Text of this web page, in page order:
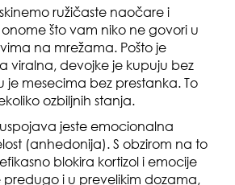
ružičaste naočare i
što vam niko ne govori u
na mrežama. Pošto je
viralna, devojke je kupuju bez
je mesecima bez prestanka. To
ozbiljnih stanja.
jeste emocionalna
(anhedonija). S obzirom na to
blokira kortizol i emocije
predugo i u prevelikim dozama,